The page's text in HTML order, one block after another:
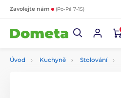
Zavolejte nám (Po-Pá 7-15)
Úvod Kuchyně Stolování